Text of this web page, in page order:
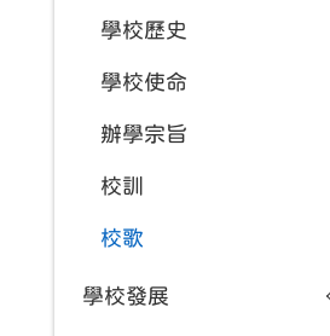
學校歷史
學校使命
辦學宗旨
校訓
校歌
學校發展